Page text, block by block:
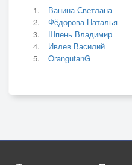
Ванина Светлана
Фёдорова Наталья
Шпень Владимир
Ивлев Василий
OrangutanG